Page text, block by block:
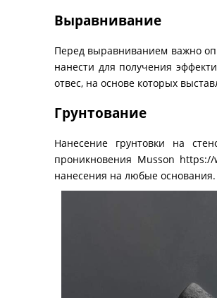
Выравнивание
Перед выравниванием важно
нанести для получения
отвес, на основе которых
Грунтование
Нанесение грунтовки на
проникновения Musson https://
нанесения на любые основания.